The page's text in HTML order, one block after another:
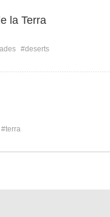
la Terra
#deserts
#terra